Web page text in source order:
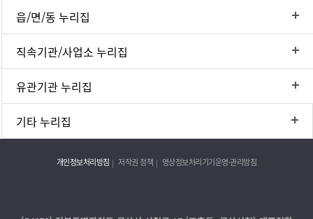
읍/면/동 누리집
직속기관/사업소 누리집
유관기관 누리집
기타 누리집
개인정보처리방침 저작권 정책 영상정보처리기기운영·관리방침